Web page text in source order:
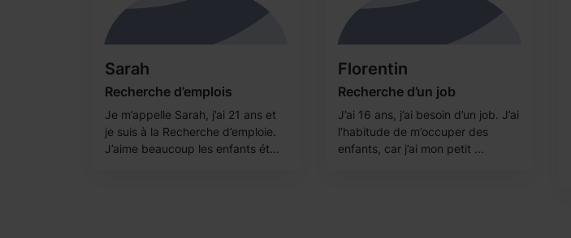
Sarah
Recherche d’emplois
Je m’appelle Sarah, j’ai 21 ans et
je suis à la Recherche d’emploie.
J’aime beaucoup les enfants ét...
Florentin
Recherche d’un job
J’ai 16 ans, j’ai besoin d’un job. J’ai
l’habitude de m’occuper des
enfants, car j’ai mon petit ...